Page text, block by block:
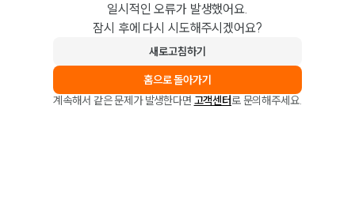
일시적인 오류가 발생했어요.
잠시 후에 다시 시도해주시겠어요?
새로고침하기
홈으로 돌아가기
계속해서 같은 문제가 발생한다면 고객센터로 문의해주세요.